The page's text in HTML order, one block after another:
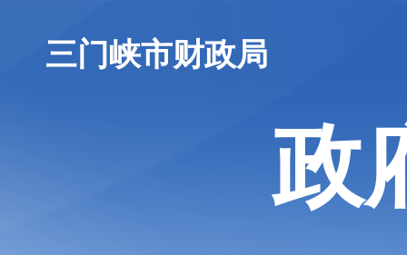
三门峡市财政局
政